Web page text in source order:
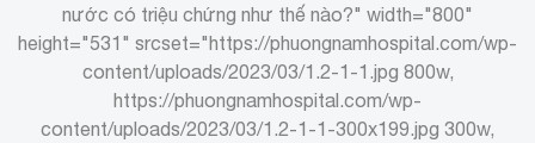
nước có triệu chứng như thế nào?" width="800"
height="531" srcset="https://phuongnamhospital.com/wp-
content/uploads/2023/03/1.2-1-1.jpg 800w,
https://phuongnamhospital.com/wp-
content/uploads/2023/03/1.2-1-1-300x199.jpg 300w,